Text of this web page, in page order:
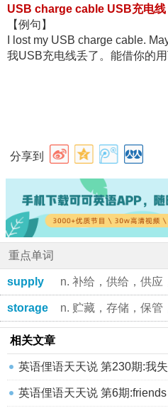
USB charge cable USB充电线
【例句】
I lost my USB charge cable.
我USB充电线丢了。能借你的用
分享到
重点单词
supply n. 补给，供给，供应
storage n. 贮藏，存储，保管
相关文章
英语俚语天天说 第230期:我
英语俚语天天说 第6期